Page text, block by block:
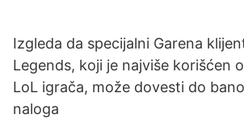
Izgleda da specijalni Garena
Legends, koji je najviše korišćen
LoL igrača, može dovesti do
naloga